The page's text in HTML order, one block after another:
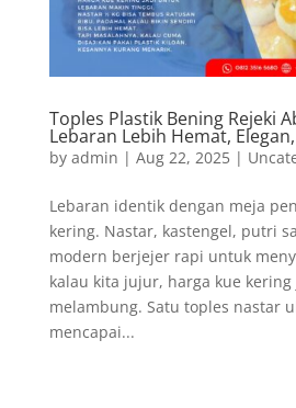
Toples Plastik Bening Rejeki
Lebaran Lebih Hemat,
by admin | Aug 22, 2025|
Lebaran identik dengan meja
kering. Nastar, kastengel, putri
modern berjejer rapi untuk
kalau kita jujur, harga kue
melambung. Satu toples nastar
mencapai...